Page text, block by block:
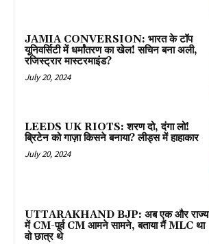
JAMIA CONVERSION: भारत के टॉप
यूनिवर्सिटी में धर्मांतरण का खेल! सचिन बना अली,
रजिस्ट्रार मास्टरमाइंड?
July 20, 2024
LEEDS UK RIOTS: शरण दो, दंगा लो!
ब्रिटेन को गाज़ा किसने बनाया? लीड्स में हाहाकार
July 20, 2024
UTTARAKHAND BJP: अब एक और राज्य
में CM-पूर्व CM आमने सामने, बताया मैं MLC था
वो छात्र थे